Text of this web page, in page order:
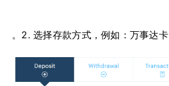
。2. 选择存款方式，例如：万事达卡